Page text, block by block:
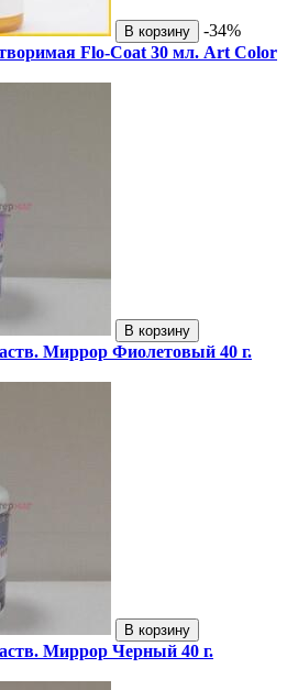
В корзину
-34%
Flo-Coat 30 мл. Art Color
В корзину
Миррор Фиолетовый 40 г.
В корзину
Миррор Черный 40 г.